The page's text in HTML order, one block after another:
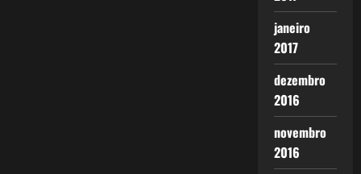
janeiro
2017
dezembro
2016
novembro
2016